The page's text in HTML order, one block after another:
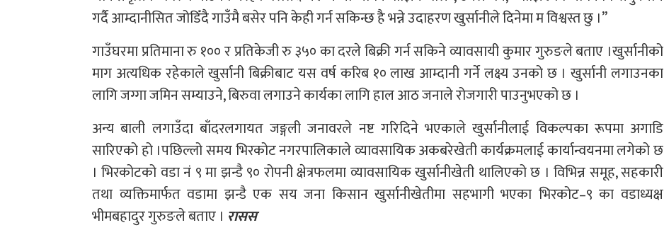
गर्दै आम्दानीसित जोडिँदै गाउँमै बसेर पनि केही गर्न सकिन्छ है भन्ने उदाहरण खुर्सानीले दिनेमा म विश्वस्त छु ।”
गाउँघरमा प्रतिमाना रु १०० र प्रतिकेजी रु ३५० का दरले बिक्री गर्न सकिने व्यावसायी कुमार गुरुङले बताए ।खुर्सानीको
माग अत्यधिक रहेकाले खुर्सानी बिक्रीबाट यस वर्ष करिब १० लाख आम्दानी गर्ने लक्ष्य उनको छ । खुर्सानी लगाउनका
लागि जग्गा जमिन सम्याउने, बिरुवा लगाउने कार्यका लागि हाल आठ जनाले रोजगारी पाउनुभएको छ ।
अन्य बाली लगाउँदा बाँदरलगायत जङ्गली जनावरले नष्ट गरिदिने भएकाले खुर्सानीलाई विकल्पका रूपमा अगाडि
सारिएको हो ।पछिल्लो समय भिरकोट नगरपालिकाले व्यावसायिक अकबरेखेती कार्यक्रमलाई कार्यान्वयनमा लगेको छ
। भिरकोटको वडा नं ९ मा झन्डै ९० रोपनी क्षेत्रफलमा व्यावसायिक खुर्सानीखेती थालिएको छ । विभिन्न समूह, सहकारी
तथा व्यक्तिमार्फत वडामा झन्डै एक सय जना किसान खुर्सानीखेतीमा सहभागी भएका भिरकोट–९ का वडाध्यक्ष
भीमबहादुर गुरुङले बताए । रासस